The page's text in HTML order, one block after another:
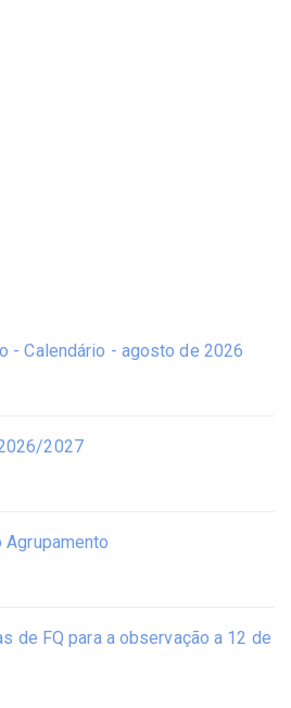
- Calendário - agosto de 2026
2027
de FQ para a observação a 12 de